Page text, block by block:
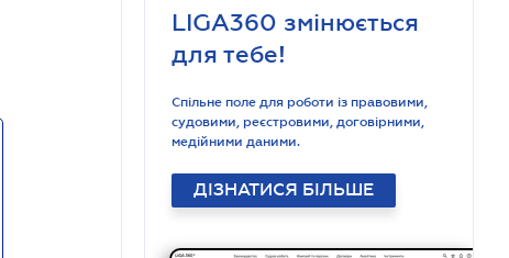
LIGA360 змінюється
для тебе!
Спільне поле для роботи із правовими,
судовими, реєстровими, договірними,
медійними даними.
ДІЗНАТИСЯ БІЛЬШЕ